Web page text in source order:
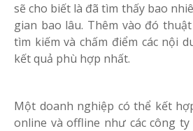
sẽ cho biết là đã tìm thấy bao
gian bao lâu. Thêm vào đó
tìm kiếm và chấm điểm các nội
kết quả phù hợp nhất.
Một doanh nghiệp có thể kết
online và offline như các công